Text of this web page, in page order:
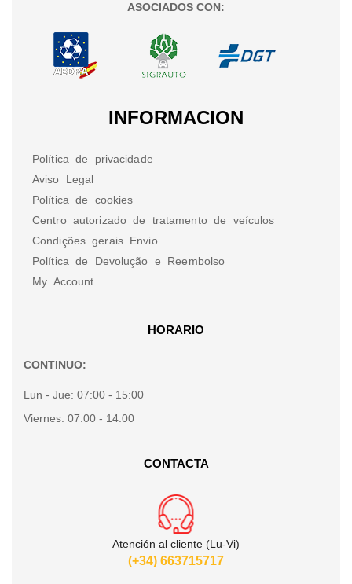
ASOCIADOS CON:
INFORMACION
Política de privacidade
Aviso Legal
Política de cookies
Centro autorizado de tratamento de veículos
Condições gerais Envio
Política de Devolução e Reembolso
My Account
HORARIO
CONTINUO:
Lun - Jue: 07:00 - 15:00
Viernes: 07:00 - 14:00
CONTACTA
Atención al cliente (Lu-Vi)
(+34) 663715717